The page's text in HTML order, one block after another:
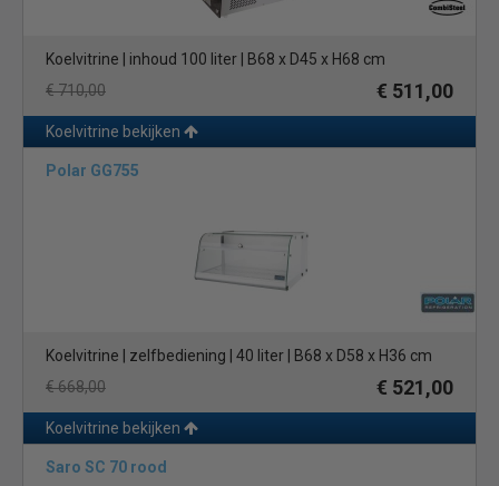
Koelvitrine | inhoud 100 liter | B68 x D45 x H68 cm
€ 710,00
€ 511,00
Koelvitrine bekijken
Polar GG755
Koelvitrine | zelfbediening | 40 liter | B68 x D58 x H36 cm
€ 668,00
€ 521,00
Koelvitrine bekijken
Saro SC 70 rood